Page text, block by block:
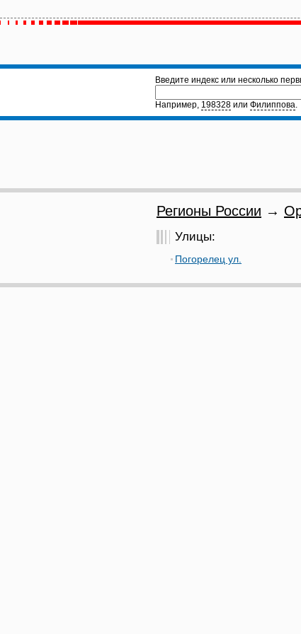
Введите индекс или несколько
Например, 198328 или Филиппова.
Регионы России →
Улицы:
Погорелец ул.